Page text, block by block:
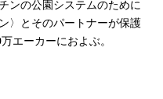
ンの公園システムのために
〉とそのパートナーが保護
エーカーにおよぶ。